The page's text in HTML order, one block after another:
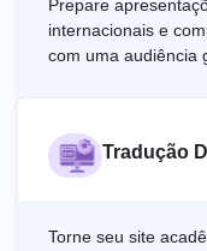
Prepare
internacionais e
com uma audiência
Tradução
Torne seu site